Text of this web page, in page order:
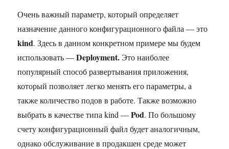
Очень важный параметр, который определяет
назначение данного конфигурационного файла — это
kind. Здесь в данном конкретном примере мы будем
использовать —Deployment. Это наиболее
популярный способ развертывания приложения,
который позволяет легко менять его параметры, а
также количество подов в работе. Также возможно
выбрать в качестве типа kind —Pod. По большому
счету конфигурационный файл будет аналогичным,
однако обслуживание в продакшен среде может